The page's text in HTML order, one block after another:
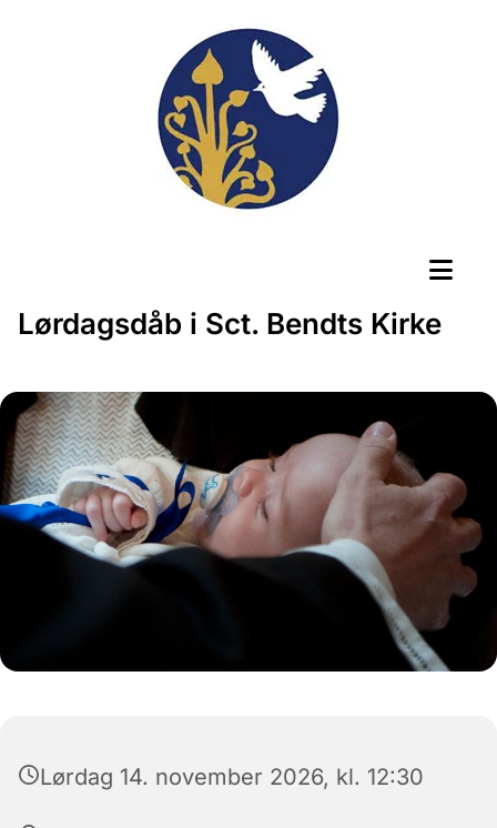
Lørdagsdåb i Sct. Bendts Kirke
Lørdag 14. november 2026, kl. 12:30